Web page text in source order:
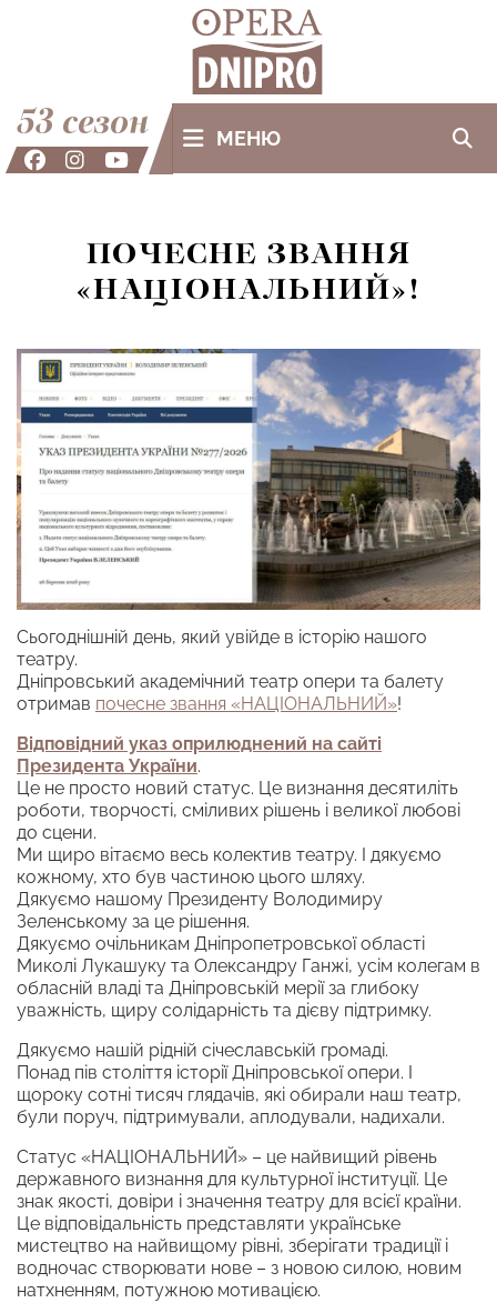
53 сезон МЕНЮ
ПОЧЕСНЕ ЗВАННЯ
«НАЦІОНАЛЬНИЙ»!
Сьогоднішній день, який увійде в історію нашого
театру.
Дніпровський академічний театр опери та балету
отримав почесне звання «НАЦІОНАЛЬНИЙ»!
Відповідний указ оприлюднений на сайті
Президента України.
Це не просто новий статус. Це визнання десятиліть
роботи, творчості, сміливих рішень і великої любові
до сцени.
Ми щиро вітаємо весь колектив театру. І дякуємо
кожному, хто був частиною цього шляху.
Дякуємо нашому Президенту Володимиру
Зеленському за це рішення.
Дякуємо очільникам Дніпропетровської області
Миколі Лукашуку та Олександру Ганжі, усім колегам в
обласній владі та Дніпровській мерії за глибоку
уважність, щиру солідарність та дієву підтримку.
Дякуємо нашій рідній січеславській громаді.
Понад пів століття історії Дніпровської опери. І
щороку сотні тисяч глядачів, які обирали наш театр,
були поруч, підтримували, аплодували, надихали.
Статус «НАЦІОНАЛЬНИЙ» – це найвищий рівень
державного визнання для культурної інституції. Це
знак якості, довіри і значення театру для всієї країни.
Це відповідальність представляти українське
мистецтво на найвищому рівні, зберігати традиції і
водночас створювати нове – з новою силою, новим
натхненням, потужною мотивацією.